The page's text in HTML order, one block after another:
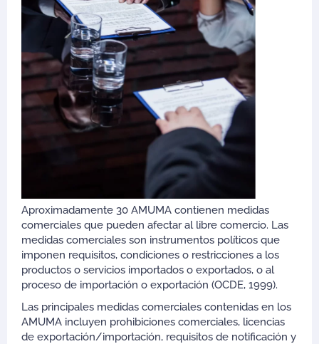
Aproximadamente 30 AMUMA contienen medidas
comerciales que pueden afectar al libre comercio. Las
medidas comerciales son instrumentos políticos que
imponen requisitos, condiciones o restricciones a los
productos o servicios importados o exportados, o al
proceso de importación o exportación (OCDE, 1999).
Las principales medidas comerciales contenidas en los
AMUMA incluyen prohibiciones comerciales, licencias
de exportación/importación, requisitos de notificación y